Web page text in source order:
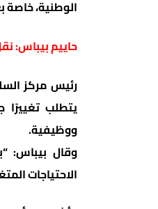
الوطنية، خاصة
حاييم بيباس:
رئيس مركز
يتطلب تغييرًا
ووظيفية.
وقال بيباس:
الاحتياجات